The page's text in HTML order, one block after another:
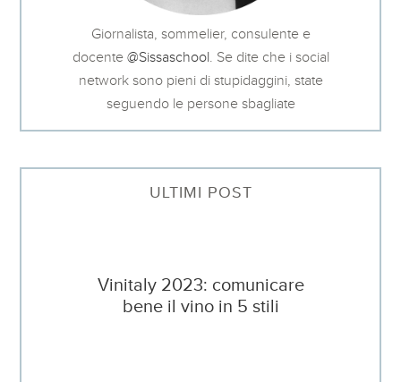
Giornalista, sommelier, consulente e
docente @Sissaschool. Se dite che i social
network sono pieni di stupidaggini, state
seguendo le persone sbagliate
ULTIMI POST
Vinitaly 2023: comunicare
bene il vino in 5 stili